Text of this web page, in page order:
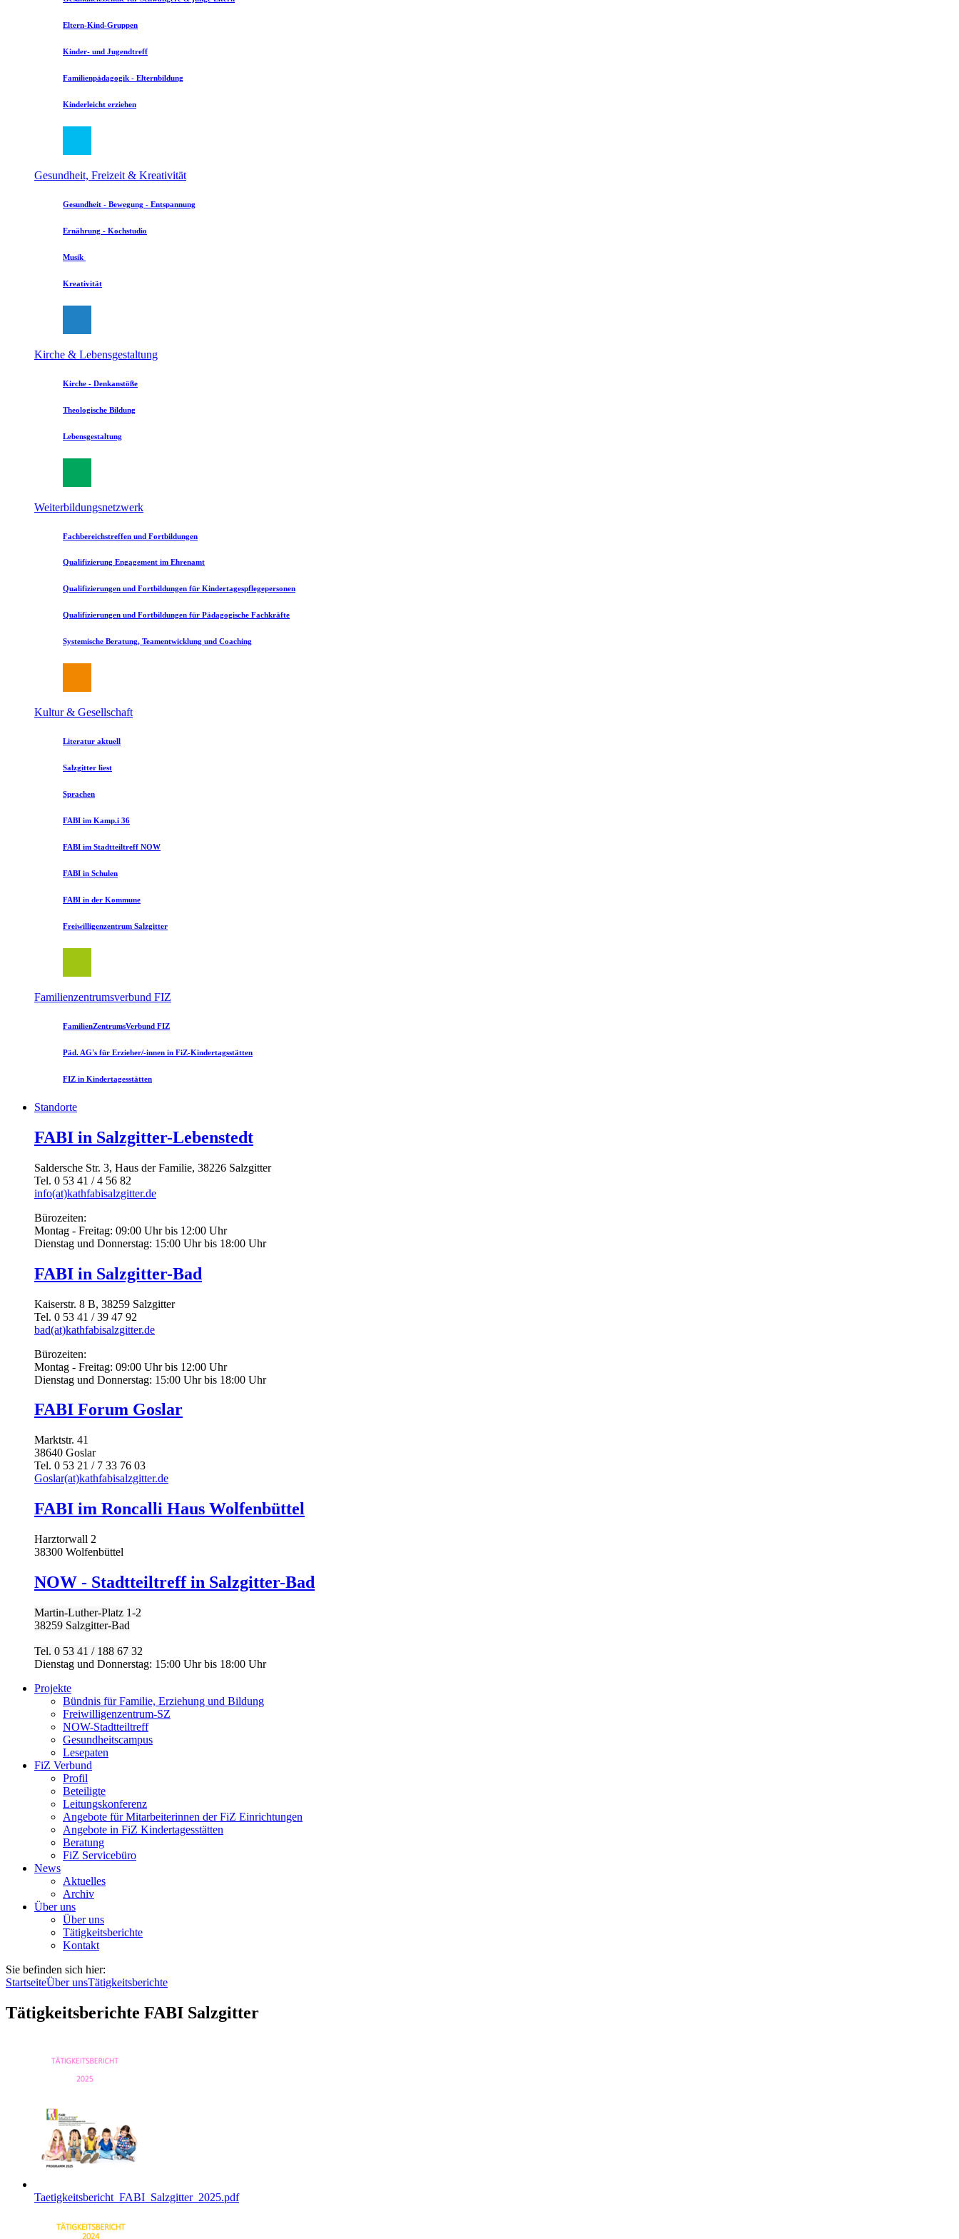
Eltern-Kind-Gruppen
Kinder- und Jugendtreff
Familienpädagogik - Elternbildung
Kinderleicht erziehen
Gesundheit, Freizeit & Kreativität
Gesundheit - Bewegung - Entspannung
Ernährung - Kochstudio
Musik
Kreativität
Kirche & Lebensgestaltung
Kirche - Denkanstöße
Theologische Bildung
Lebensgestaltung
Weiterbildungsnetzwerk
Fachbereichstreffen und Fortbildungen
Qualifizierung Engagement im Ehrenamt
Qualifizierungen und Fortbildungen für Kindertagespflegepersonen
Qualifizierungen und Fortbildungen für Pädagogische Fachkräfte
Systemische Beratung, Teamentwicklung und Coaching
Kultur & Gesellschaft
Literatur aktuell
Salzgitter liest
Sprachen
FABI im Kamp.i 36
FABI im Stadtteiltreff NOW
FABI in Schulen
FABI in der Kommune
Freiwilligenzentrum Salzgitter
Familienzentrumsverbund FIZ
FamilienZentrumsVerbund FIZ
Päd. AG's für Erzieher/-innen in FiZ-Kindertagsstätten
FIZ in Kindertagesstätten
Standorte
FABI in Salzgitter-Lebenstedt
Saldersche Str. 3, Haus der Familie, 38226 Salzgitter
Tel. 0 53 41 / 4 56 82
info(at)kathfabisalzgitter.de
Bürozeiten:
Montag - Freitag: 09:00 Uhr bis 12:00 Uhr
Dienstag und Donnerstag: 15:00 Uhr bis 18:00 Uhr
FABI in Salzgitter-Bad
Kaiserstr. 8 B, 38259 Salzgitter
Tel. 0 53 41 / 39 47 92
bad(at)kathfabisalzgitter.de
Bürozeiten:
Montag - Freitag: 09:00 Uhr bis 12:00 Uhr
Dienstag und Donnerstag: 15:00 Uhr bis 18:00 Uhr
FABI Forum Goslar
Marktstr. 41
38640 Goslar
Tel. 0 53 21 / 7 33 76 03
Goslar(at)kathfabisalzgitter.de
FABI im Roncalli Haus Wolfenbüttel
Harztorwall 2
38300 Wolfenbüttel
NOW - Stadtteiltreff in Salzgitter-Bad
Martin-Luther-Platz 1-2
38259 Salzgitter-Bad
Tel. 0 53 41 / 188 67 32
Dienstag und Donnerstag: 15:00 Uhr bis 18:00 Uhr
Projekte
Bündnis für Familie, Erziehung und Bildung
Freiwilligenzentrum-SZ
NOW-Stadtteiltreff
Gesundheitscampus
Lesepaten
FiZ Verbund
Profil
Beteiligte
Leitungskonferenz
Angebote für Mitarbeiterinnen der FiZ Einrichtungen
Angebote in FiZ Kindertagesstätten
Beratung
FiZ Servicebüro
News
Aktuelles
Archiv
Über uns
Über uns
Tätigkeitsberichte
Kontakt
Sie befinden sich hier:
StartseiteÜber unsTätigkeitsberichte
Tätigkeitsberichte FABI Salzgitter
Taetigkeitsbericht_FABI_Salzgitter_2025.pdf